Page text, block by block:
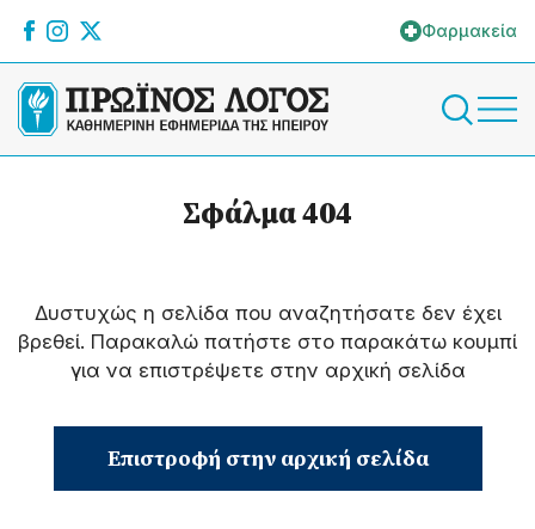
Φαρμακεία
Σφάλμα 404
Δυστυχώς η σελίδα που αναζητήσατε δεν έχει
βρεθεί. Παρακαλώ πατήστε στο παρακάτω κουμπί
για να επιστρέψετε στην αρχική σελίδα
Επιστροφή στην αρχική σελίδα